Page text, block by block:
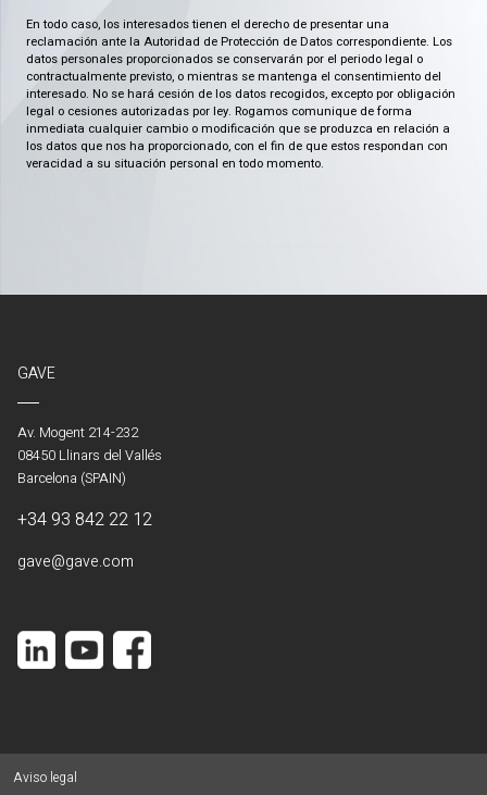
En todo caso, los interesados tienen el derecho de presentar una
reclamación ante la Autoridad de Protección de Datos correspondiente. Los
datos personales proporcionados se conservarán por el periodo legal o
contractualmente previsto, o mientras se mantenga el consentimiento del
interesado. No se hará cesión de los datos recogidos, excepto por obligación
legal o cesiones autorizadas por ley. Rogamos comunique de forma
inmediata cualquier cambio o modificación que se produzca en relación a
los datos que nos ha proporcionado, con el fin de que estos respondan con
veracidad a su situación personal en todo momento.
GAVE
Av. Mogent 214-232
08450 Llinars del Vallés
Barcelona (SPAIN)
+34 93 842 22 12
gave@gave.com
Aviso legal